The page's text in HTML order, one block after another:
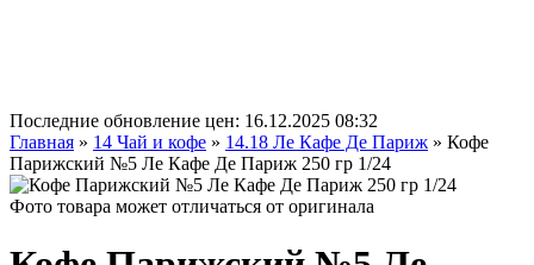
Последние обновление цен: 16.12.2025 08:32
Главная » 14 Чай и кофе » 14.18 Ле Кафе Де Париж » Кофе
Парижский №5 Ле Кафе Де Париж 250 гр 1/24
Фото товара может отличаться от оригинала